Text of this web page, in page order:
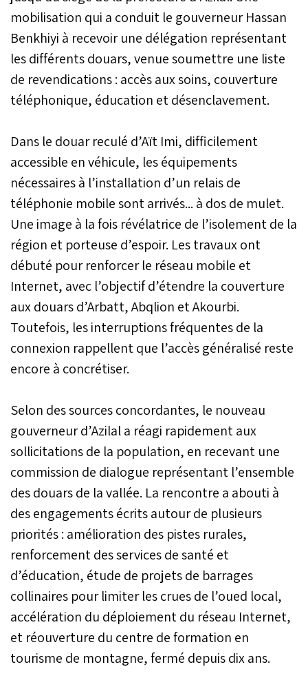
mobilisation qui a conduit le gouverneur Hassan
Benkhiyi à recevoir une délégation représentant
les différents douars, venue soumettre une liste
de revendications : accès aux soins, couverture
téléphonique, éducation et désenclavement.
Dans le douar reculé d’Aït Imi, difficilement
accessible en véhicule, les équipements
nécessaires à l’installation d’un relais de
téléphonie mobile sont arrivés... à dos de mulet.
Une image à la fois révélatrice de l’isolement de la
région et porteuse d’espoir. Les travaux ont
débuté pour renforcer le réseau mobile et
Internet, avec l’objectif d’étendre la couverture
aux douars d’Arbatt, Abqlion et Akourbi.
Toutefois, les interruptions fréquentes de la
connexion rappellent que l’accès généralisé reste
encore à concrétiser.
Selon des sources concordantes, le nouveau
gouverneur d’Azilal a réagi rapidement aux
sollicitations de la population, en recevant une
commission de dialogue représentant l’ensemble
des douars de la vallée. La rencontre a abouti à
des engagements écrits autour de plusieurs
priorités : amélioration des pistes rurales,
renforcement des services de santé et
d’éducation, étude de projets de barrages
collinaires pour limiter les crues de l’oued local,
accélération du déploiement du réseau Internet,
et réouverture du centre de formation en
tourisme de montagne, fermé depuis dix ans.